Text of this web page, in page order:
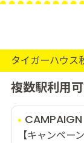
タイガーハウス
複数駅利用
CAMPAIGN
【キャンペ